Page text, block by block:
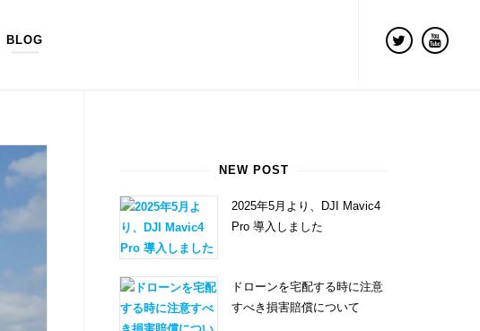
BLOG
NEW POST
2025年5月より、DJI Mavic4
Pro 導入しました
ドローンを宅配する時に注意
すべき損害賠償について